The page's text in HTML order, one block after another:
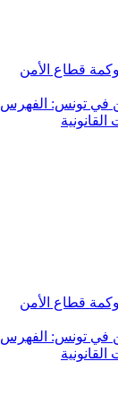
قطاع الأمن
الفهرس 1956-2011
قطاع الأمن
الفهرس 1956-2011